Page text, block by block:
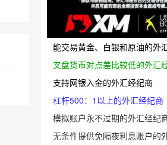
能交易黄金、白银和原油的外
叉盘货币对点差比较低的外汇
支持网银入金的外汇经纪商
杠杆500：1以上的外汇经纪商
模拟账户永不过期的外汇经纪
无条件提供免隔夜利息账户的